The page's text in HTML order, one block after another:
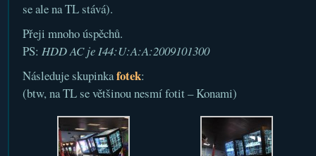
se ale na TL stává).
Přeji mnoho úspěchů.
PS: HDD AC je I44:U:A:A:2009101300
Následuje skupinkafotek:
(btw, na TL se většinou nesmí fotit – Konami)